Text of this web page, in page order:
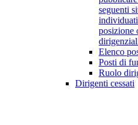
seguenti
posizione
Elenco
Posti di
Ruolo
Dirigenti cessati